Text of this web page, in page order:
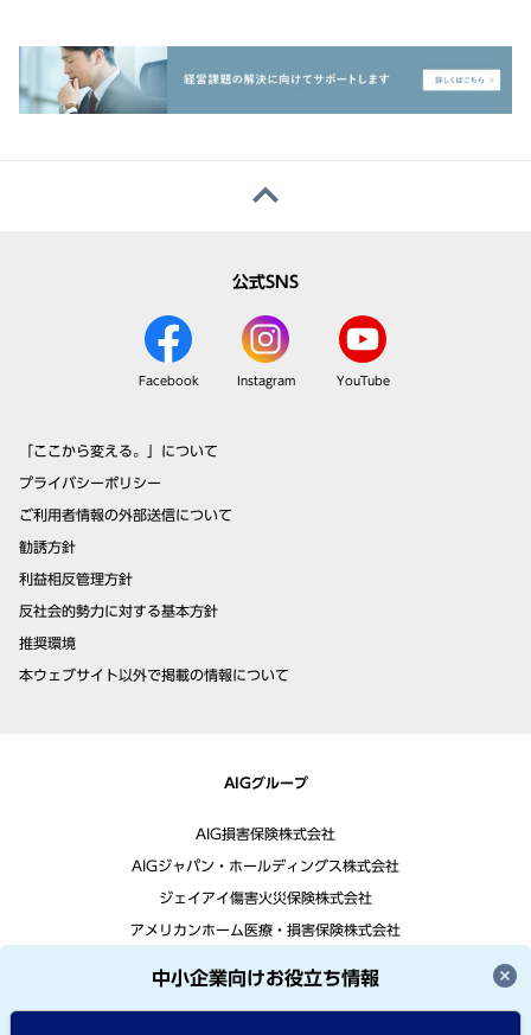
中小企業向けお役立ち情報
公式SNS
Facebook Instagram YouTube
「ここから変える。」について
プライバシーポリシー
ご利用者情報の外部送信について
勧誘方針
利益相反管理方針
反社会的勢力に対する基本方針
推奨環境
本ウェブサイト以外で掲載の情報について
AIGグループ
AIG損害保険株式会社
AIGジャパン・ホールディングス株式会社
ジェイアイ傷害火災保険株式会社
アメリカンホーム医療・損害保険株式会社